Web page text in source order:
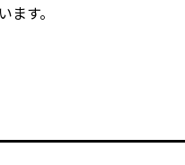
す。